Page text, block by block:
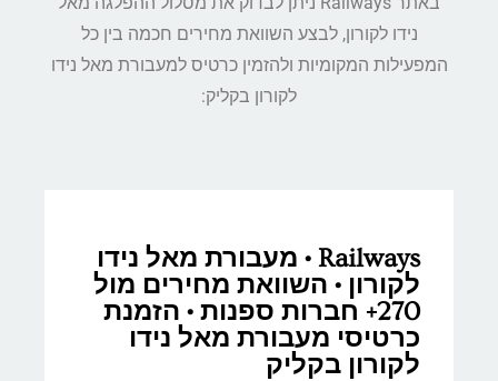
נידו לקורון, לבצע השוואת מחירים חכמה בין כל
המפעילות המקומיות ולהזמין כרטיס למעבורת מאל נידו
לקורון בקליק:
Railways • מעבורת מאל נידו
לקורון • השוואת מחירים מול
270+ חברות ספנות • הזמנת
כרטיסי מעבורת מאל נידו
לקורון בקליק